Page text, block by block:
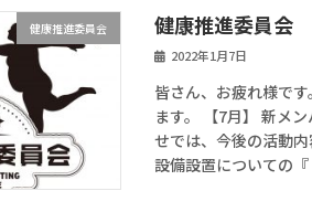
健康推進委員会 健康推進委員会
2022年1月7日
皆さん、お疲れ様で
ます。 【7月】 新メ
せでは、今後の活動
設備設置についての